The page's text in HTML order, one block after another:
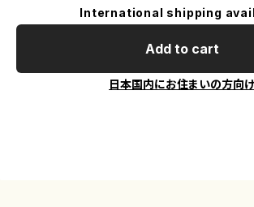
International shipping
Add to cart
日本国内にお住まいの方向け